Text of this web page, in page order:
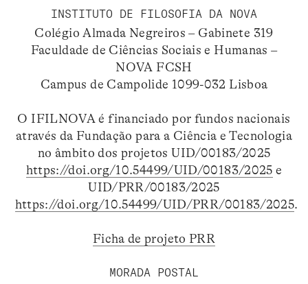
INSTITUTO DE FILOSOFIA DA NOVA
Colégio Almada Negreiros – Gabinete 319
Faculdade de Ciências Sociais e Humanas –
NOVA FCSH
Campus de Campolide 1099-032 Lisboa
O IFILNOVA é financiado por fundos nacionais
através da Fundação para a Ciência e Tecnologia
no âmbito dos projetos UID/00183/2025
https://doi.org/10.54499/UID/00183/2025 e
UID/PRR/00183/2025
https://doi.org/10.54499/UID/PRR/00183/2025.
Ficha de projeto PRR
MORADA POSTAL